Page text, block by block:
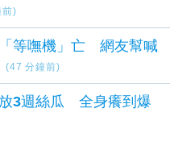
前)
等嘸機」亡 網友幫喊
(47 分鐘前)
3週絲瓜 全身癢到爆